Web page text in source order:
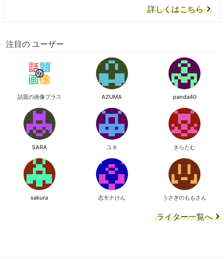
詳しくはこちら
注目の ユーザー
話題の画像プラス AZUMA panda40
SARA ユキ きらたむ
sakura 志モナけん うさぎのももさん
ライター一覧へ